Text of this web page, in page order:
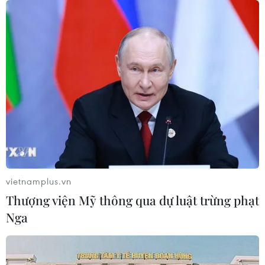
Áp dụng "luồng xanh" cho nhà đầu
tư dự án hạ tầng công nghiệp phía
Đông Đắk Lắk
08/08/2026 01:45
Quốc hội thảo luận dự án Luật Dầu
khí (sửa đổi), bảo đảm an ninh năng
lượng
Việt Nam cần theo dõi chặt chẽ các
biện pháp phòng vệ thương mại tại
08/08/2026 00:39
vietnamplus.vn
Thượng viện Mỹ thông qua dự luật trừng phạt
Nga